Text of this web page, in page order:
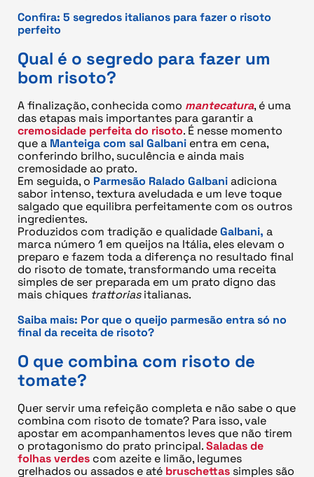
Confira: 5 segredos italianos para fazer o risoto
perfeito
Qual é o segredo para fazer um
bom risoto?
A finalização, conhecida como mantecatura, é uma
das etapas mais importantes para garantir a
cremosidade perfeita do risoto. É nesse momento
que a Manteiga com sal Galbani entra em cena,
conferindo brilho, suculência e ainda mais
cremosidade ao prato.
Em seguida, o Parmesão Ralado Galbaniadiciona
sabor intenso, textura aveludada e um leve toque
salgado que equilibra perfeitamente com os outros
ingredientes.
Produzidos com tradição e qualidadeGalbani, a
marca número 1 em queijos na Itália, eles elevam o
preparo e fazem toda a diferença no resultado final
do risoto de tomate, transformando uma receita
simples de ser preparada em um prato digno das
mais chiques trattoriasitalianas.
Saiba mais: Por que o queijo parmesão entra só no
final da receita de risoto?
O que combina com risoto de
tomate?
Quer servir uma refeição completa e não sabe o que
combina com risoto de tomate? Para isso, vale
apostar em acompanhamentos leves que não tirem
o protagonismo do prato principal.Saladas de
folhas verdes com azeite e limão, legumes
grelhados ou assados e até bruschettas simples são